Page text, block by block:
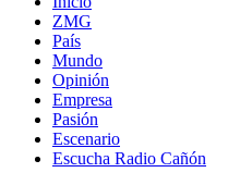
ZMG
País
Mundo
Opinión
Empresa
Pasión
Escenario
Escucha Radio Cañón